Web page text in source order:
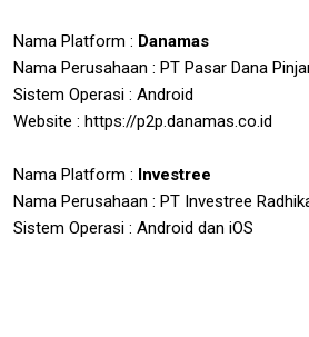
Nama Platform : Danamas
Nama Perusahaan : PT Pasar Dana
Sistem Operasi : Android
Website : https://p2p.danamas.co.id
Nama Platform : Investree
Nama Perusahaan : PT Investree
Sistem Operasi : Android dan iOS